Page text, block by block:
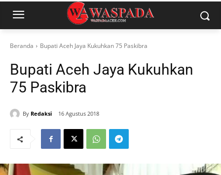
Beranda Bupati Aceh Jaya Kukuhkan 75 Paskibra
Bupati Aceh Jaya Kukuhkan
75 Paskibra
By Redaksi 16 Agustus 2018